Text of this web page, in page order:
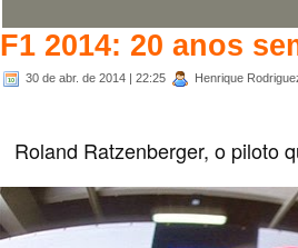
F1 2014: 20 anos
30 de abr. de 2014 | 22:25 Henrique
Roland Ratzenberger, o piloto